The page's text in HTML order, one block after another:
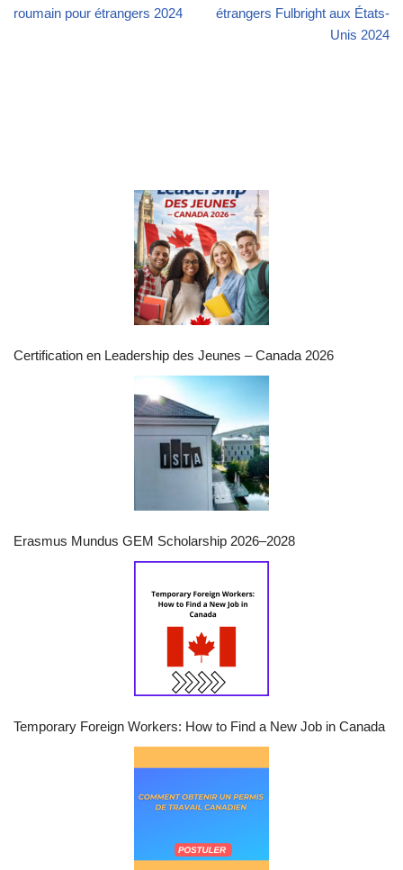
roumain pour étrangers 2024
étrangers Fulbright aux États-
Unis 2024
Certification en Leadership des Jeunes – Canada 2026
Erasmus Mundus GEM Scholarship 2026–2028
Temporary Foreign Workers: How to Find a New Job in Canada